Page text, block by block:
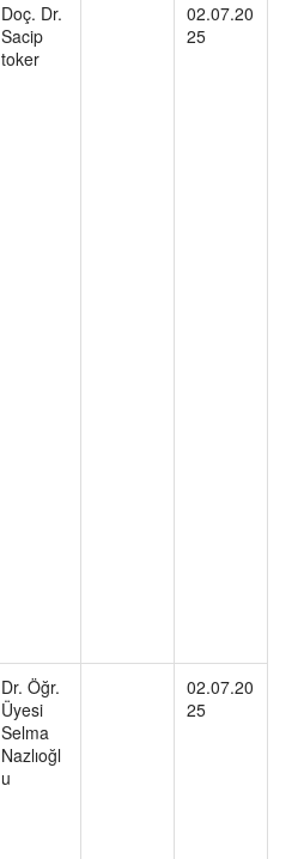
Doç. Dr.
Sacip
toker
02.07.20
25
Dr. Öğr.
Üyesi
Selma
Nazlıoğl
u
02.07.20
25